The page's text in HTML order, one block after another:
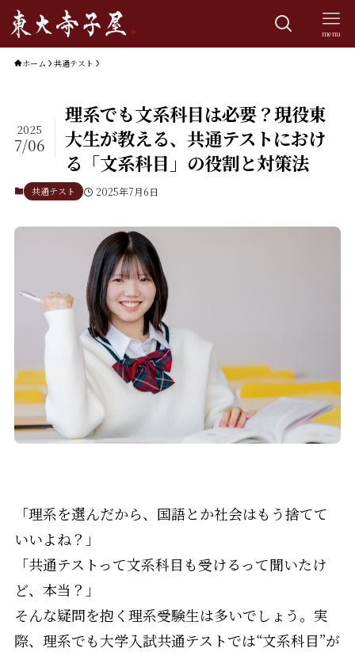
menu
ホーム 共通テスト
理系でも文系科目は必要？現役東
大生が教える、共通テストにおけ
る「文系科目」の役割と対策法
2025
7/06
共通テスト 2025年7月6日
「理系を選んだから、国語とか社会はもう捨てて
いいよね？」
「共通テストって文系科目も受けるって聞いたけ
ど、本当？」
そんな疑問を抱く理系受験生は多いでしょう。実
際、理系でも大学入試共通テストでは“文系科目”が